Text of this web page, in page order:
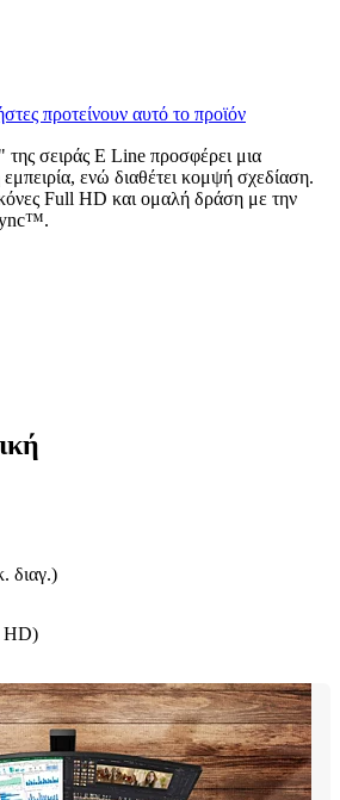
προτείνουν αυτό το προϊόν
σειράς E Line προσφέρει μια
ενώ διαθέτει κομψή σχεδίαση.
Full HD και ομαλή δράση με την
διαγ.)
HD)